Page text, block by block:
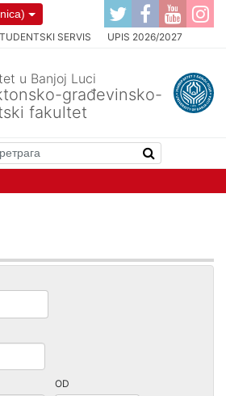
SERVIS UPIS 2026/2027
u Banjoj Luci
građevinsko-
fakultet
OD